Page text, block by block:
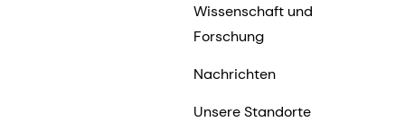
Wissenschaft und
Forschung
Nachrichten
Unsere Standorte